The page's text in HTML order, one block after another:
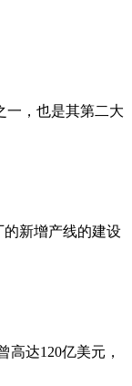
一，也是其第二大
的新增产线的建设
达120亿美元，